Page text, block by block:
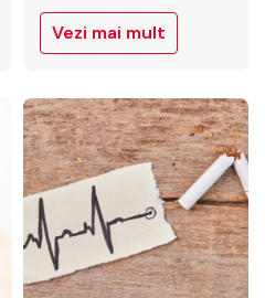
oxigen și nutrienți către
toate părțile corpului.
grave, de aceea este
esențial să
recunoaștem
simptomele timpurii și
să căutăm ajutor
medical specializat. La
Elytis Hospital, echipa
Vezi mai mult